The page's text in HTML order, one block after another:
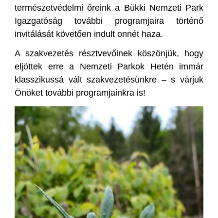
természetvédelmi őreink a Bükki Nemzeti Park
Igazgatóság további programjaira történő
invitálását követően indult onnét haza.
A szakvezetés résztvevőinek köszönjük, hogy
eljöttek erre a Nemzeti Parkok Hetén immár
klasszikussá vált szakvezetésünkre – s várjuk
Önöket további programjainkra is!